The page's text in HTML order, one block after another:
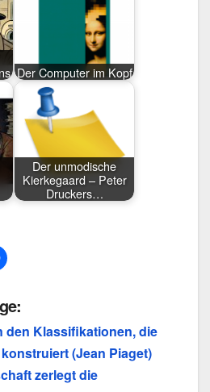
Der Computer im Kopf
Der unmodische
Kierkegaard – Peter
Druckers…
den Klassifikationen, die
(Jean Piaget)
zerlegt die